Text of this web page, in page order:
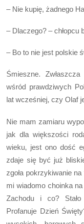
– Nie kupię, żadnego
– Dlaczego? –
– Bo to nie jest polskie
Śmieszne.
wśród prawdziwych
lat wcześniej, czy Olaf
Nie mam zamiaru
jak dla większości
wieku, jest ono dość
zdaje się być już
zgoła pokrzykiwanie
mi wiadomo choinka
Zachodu i co? Stało
Profanuje Dzień